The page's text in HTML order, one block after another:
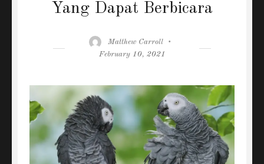
Yang Dapat Berbicara
Author
Matthew Carroll
February 10, 2021